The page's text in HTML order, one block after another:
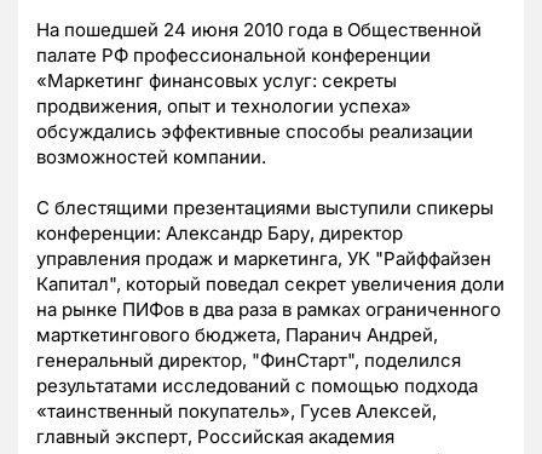
На пошедшей 24 июня 2010 года в Общественной
палате РФ профессиональной конференции
«Маркетинг финансовых услуг: секреты
продвижения, опыт и технологии успеха»
обсуждались эффективные способы реализации
возможностей компании.
С блестящими презентациями выступили спикеры
конференции: Александр Бару, директор
управления продаж и маркетинга, УК "Райффайзен
Капитал", который поведал секрет увеличения доли
на рынке ПИФов в два раза в рамках ограниченного
марткетингового бюджета, Паранич Андрей,
генеральный директор, "ФинСтарт", поделился
результатами исследований с помощью подхода
«таинственный покупатель», Гусев Алексей,
главный эксперт, Российская академия